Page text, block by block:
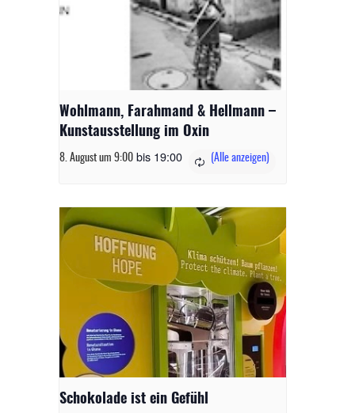
Wohlmann, Farahmand & Hellmann –
Kunstausstellung im Oxin
8. August um 9:00 bis 19:00
Schokolade ist ein Gefühl